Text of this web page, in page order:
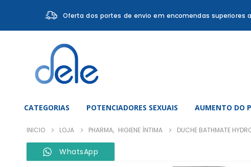
Oferta dos portes de envio em encomendas superiores
CATEGORIAS POTENCIADORES SEXUAIS AUMENTO DO
INICIO LOJA PHARMA, HIGIENE ÍNTIMA DUCHE BATHMATE
WhatsApp